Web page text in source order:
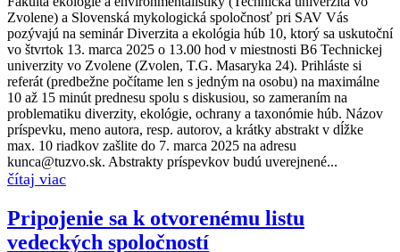
Zvolene) a Slovenská mykologická spoločnosť pri SAV Vás
pozývajú na seminár Diverzita a ekológia húb 10, ktorý sa uskutoční
vo štvrtok 13. marca 2025 o 13.00 hod v miestnosti B6 Technickej
univerzity vo Zvolene (Zvolen, T.G. Masaryka 24). Prihláste si
referát (predbežne počítame len s jedným na osobu) na maximálne
10 až 15 minút prednesu spolu s diskusiou, so zameraním na
problematiku diverzity, ekológie, ochrany a taxonómie húb. Názov
príspevku, meno autora, resp. autorov, a krátky abstrakt v dĺžke
max. 10 riadkov zašlite do 7. marca 2025 na adresu
kunca@tuzvo.sk. Abstrakty príspevkov budú uverejnené...
Pripojenie sa k otvorenému listu
vedeckých spoločností